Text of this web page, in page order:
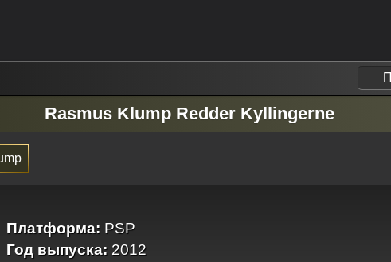
Rasmus Klump Redder Kyllingerne
Платформа: PSP
Год выпуска: 2012